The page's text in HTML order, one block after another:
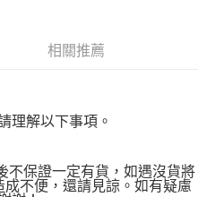
訊註冊。若發現惡意使用之情形，
相關推薦
理解以下事項。
不保證一定有貨，如遇沒貨將
不便，還請見諒。如有疑慮